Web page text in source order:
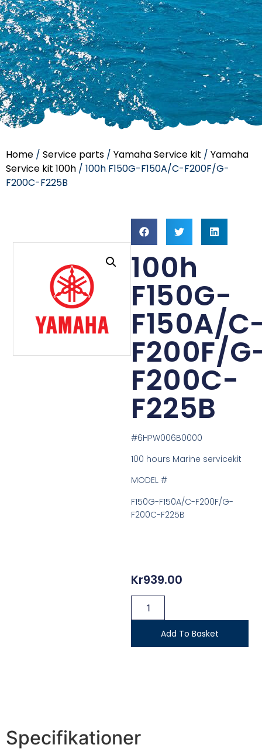
Home / Service parts / Yamaha Service kit / Yamaha
Service kit 100h / 100h F150G-F150A/C-F200F/G-
F200C-F225B
100h
F150G-
F150A/
F200F/
F200C-
F225B
#6HPW006B0000
100 hours Marine servicekit
MODEL #
F150G-F150A/C-F200F/G-
F200C-F225B
Kr939.00
Add To Basket
Specifikationer